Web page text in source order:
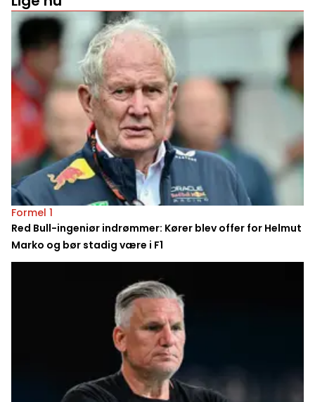
Formel 1
Red Bull-ingeniør indrømmer: Kører blev offer for Helmut
Marko og bør stadig være i F1